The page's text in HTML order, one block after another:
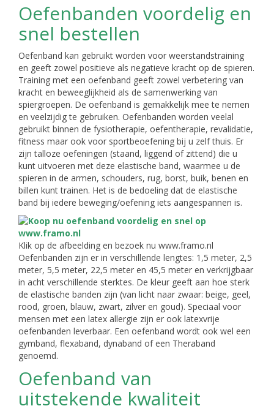
Oefenbanden voordelig en
snel bestellen
Oefenband kan gebruikt worden voor weerstandstraining
en geeft zowel positieve als negatieve kracht op de spieren.
Training met een oefenband geeft zowel verbetering van
kracht en beweeglijkheid als de samenwerking van
spiergroepen. De oefenband is gemakkelijk mee te nemen
en veelzijdig te gebruiken. Oefenbanden worden veelal
gebruikt binnen de fysiotherapie, oefentherapie, revalidatie,
fitness maar ook voor sportbeoefening bij u zelf thuis. Er
zijn talloze oefeningen (staand, liggend of zittend) die u
kunt uitvoeren met deze elastische band, waarmee u de
spieren in de armen, schouders, rug, borst, buik, benen en
billen kunt trainen. Het is de bedoeling dat de elastische
band bij iedere beweging/oefening iets aangespannen is.
Klik op de afbeelding en bezoek nu www.framo.nl
Oefenbanden zijn er in verschillende lengtes: 1,5 meter, 2,5
meter, 5,5 meter, 22,5 meter en 45,5 meter en verkrijgbaar
in acht verschillende sterktes. De kleur geeft aan hoe sterk
de elastische banden zijn (van licht naar zwaar: beige, geel,
rood, groen, blauw, zwart, zilver en goud). Speciaal voor
mensen met een latex allergie zijn er ook latexvrije
oefenbanden leverbaar. Een oefenband wordt ook wel een
gymband, flexaband, dynaband of een Theraband
genoemd.
Oefenband van
uitstekende kwaliteit